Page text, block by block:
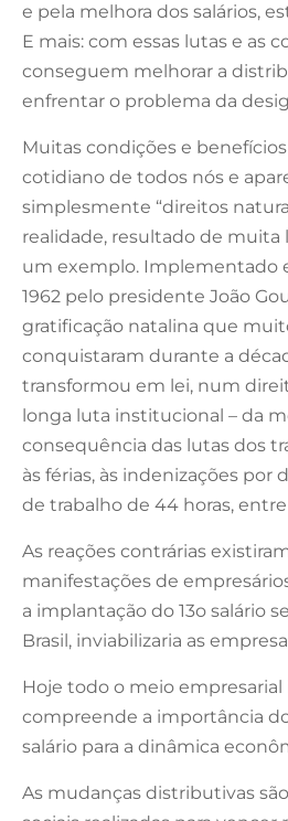
e pela melhora dos salários,
E mais: com essas lutas e as
conseguem melhorar a
enfrentar o problema da
Muitas condições e
cotidiano de todos nós e
simplesmente “direitos
realidade, resultado de muita
um exemplo. Implementado
1962 pelo presidente João
gratificação natalina que
conquistaram durante a
transformou em lei, num
longa luta institucional – da
consequência das lutas dos
às férias, às indenizações por
de trabalho de 44 horas,
As reações contrárias
manifestações de
a implantação do 13o salário
Brasil, inviabilizaria as
Hoje todo o meio empresarial
compreende a importância
salário para a dinâmica
As mudanças distributivas